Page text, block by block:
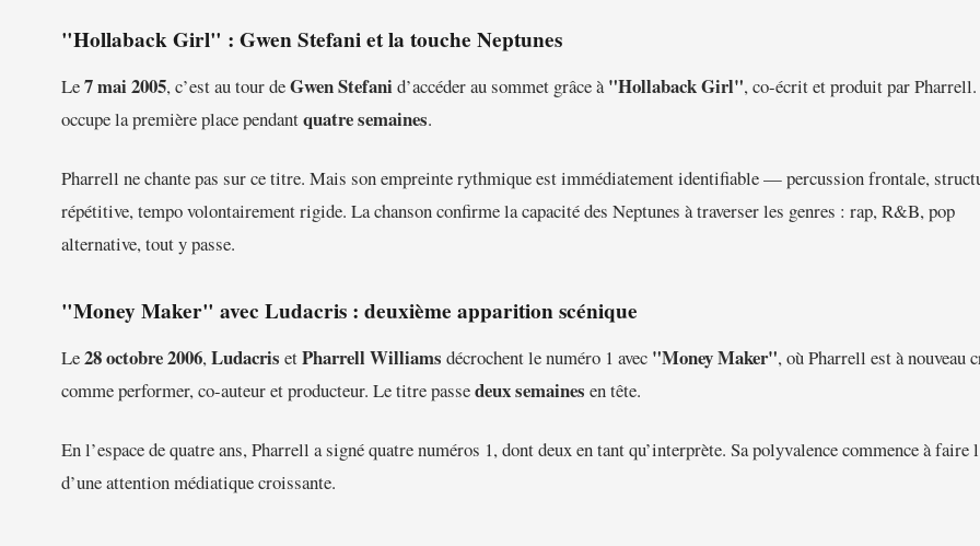
"Hollaback Girl" : Gwen Stefani et la touche Neptunes
Le7 mai 2005, c’est au tour deGwen Stefanid’accéder au sommet grâce à"Hollaback Girl", co-écrit et produit par
occupe la première place pendantquatre semaines.
Pharrell ne chante pas sur ce titre. Mais son empreinte rythmique est immédiatement identifiable — percussion frontale,
répétitive, tempo volontairement rigide. La chanson confirme la capacité des Neptunes à traverser les genres : rap, R&B, pop
alternative, tout y passe.
"Money Maker" avec Ludacris : deuxième apparition scénique
Le28 octobre 2006,Ludacris etPharrell Williams décrochent le numéro 1 avec "Money Maker", où Pharrell est à nouveau
comme performer, co-auteur et producteur. Le titre passedeux semaines en tête.
En l’espace de quatre ans, Pharrell a signé quatre numéros 1, dont deux en tant qu’interprète. Sa polyvalence commence à faire
d’une attention médiatique croissante.